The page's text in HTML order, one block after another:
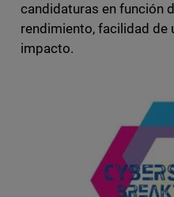
candidaturas en función
rendimiento, facilidad de
impacto.